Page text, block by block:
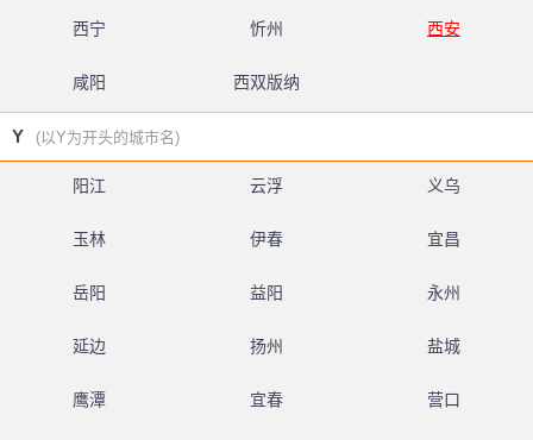
西宁 忻州 西安
咸阳 西双版纳
Y (以Y为开头的城市名)
阳江 云浮 义乌
玉林 伊春 宜昌
岳阳 益阳 永州
延边 扬州 盐城
鹰潭 宜春 营口